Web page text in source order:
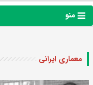
منو
معماری ایرانی